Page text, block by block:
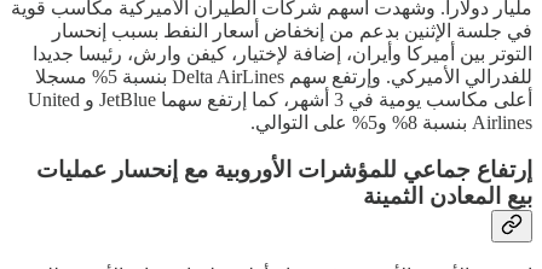
مليار دولارا. وشهدت أسهم شركات الطيران الأميركية مكاسب قوية
في جلسة الإثنين بدعم من إنخفاض أسعار النفط بسبب إنحسار
التوتر بين أميركا وأيران، إضافة لإختيار، كيفن وارش، رئيسا جديدا
للفدرالي الأميركي. وإرتفع سهم Delta AirLines بنسبة 5% مسجلا
أعلى مكاسب يومية في 3 أشهر، كما إرتفع سهما JetBlue و United
Airlines بنسبة 8% و5% على التوالي.
إرتفاع جماعي للمؤشرات الأوروبية مع إنحسار عمليات
بيع المعادن الثمينة